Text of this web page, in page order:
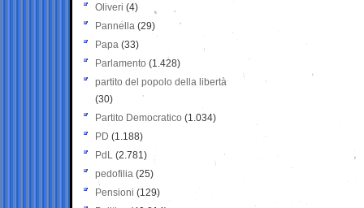
Oliveri (4)
Pannella (29)
Papa (33)
Parlamento (1.428)
partito del popolo della libertà
(30)
Partito Democratico (1.034)
PD (1.188)
PdL (2.781)
pedofilia (25)
Pensioni (129)